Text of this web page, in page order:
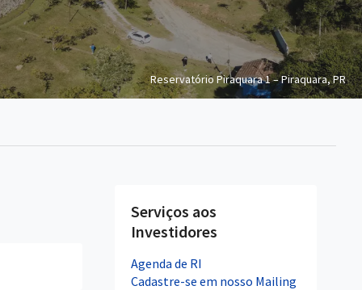
Reservatório Piraquara 1 – Piraquara, PR
Serviços aos
Investidores
Agenda de RI
Cadastre-se em nosso Mailing